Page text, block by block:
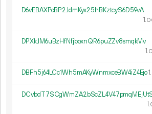
D6vEBAXPoBP2JdmKyx25hBKztcyS6D59vA
1.
DPXkJM6uBzHfNfjboxnQR6puZZv8smqkMv
1.
DBFh5j64LCc1Wh5mAKyWnmxceBW4iZ4Ejo1.
1.